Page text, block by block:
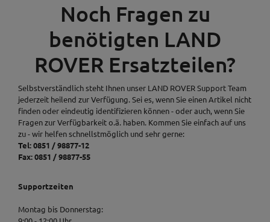
Noch Fragen zu
benötigten LAND
ROVER Ersatzteilen?
Selbstverständlich steht Ihnen unser LAND ROVER Support Team
jederzeit heilend zur Verfügung. Sei es, wenn Sie einen Artikel nicht
finden oder eindeutig identifizieren können - oder auch, wenn Sie
Fragen zur Verfügbarkeit o.ä. haben. Kommen Sie einfach auf uns
zu - wir helfen schnellstmöglich und sehr gerne:
Tel: 0851 / 98877-12
Fax: 0851 / 98877-55
Supportzeiten
Montag bis Donnerstag: